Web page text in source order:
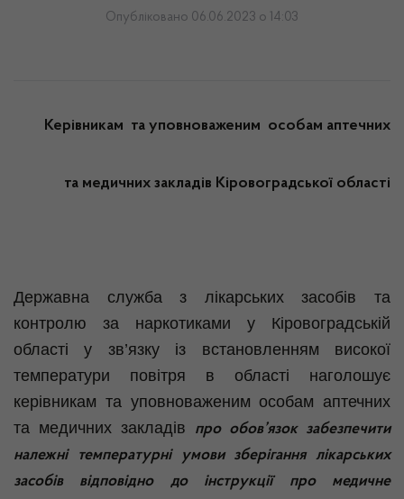
Опубліковано 06.06.2023 о 14:03
Керівникам та уповноваженим особам аптечних
та медичних закладів Кіровоградської області
Державна служба з лікарських засобів та
контролю за наркотиками у Кіровоградській
області у зв’язку із встановленням високої
температури повітря в області наголошує
керівникам та уповноваженим особам аптечних
та медичних закладів
про обов’язок забезпечити
належні температурні умови зберігання лікарських
засобів відповідно до інструкції про медичне